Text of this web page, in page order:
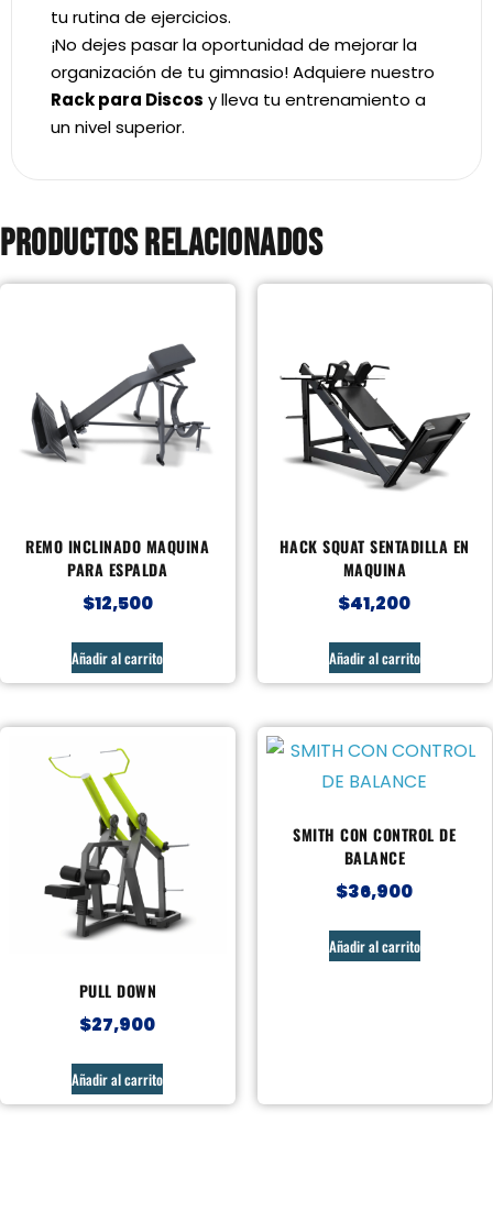
tu rutina de ejercicios.
¡No dejes pasar la oportunidad de mejorar la
organización de tu gimnasio! Adquiere nuestro
Rack para Discos y lleva tu entrenamiento a
un nivel superior.
Productos relacionados
REMO INCLINADO MAQUINA
PARA ESPALDA
$12,500
Añadir al carrito
HACK SQUAT SENTADILLA EN
MAQUINA
$41,200
Añadir al carrito
PULL DOWN
$27,900
Añadir al carrito
SMITH CON CONTROL DE
BALANCE
$36,900
Añadir al carrito